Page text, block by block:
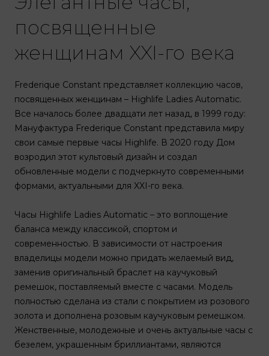
посвященные
женщинам XXI-го века
Frederique Constant представляет коллекцию часов,
посвященных женщинам – Highlife Ladies Automatic.
Все началось более двадцати лет назад, в 1999 году:
Мануфактура Frederique Constant представила миру
свои самые первые часы Highlife. В 2020 году Дом
возродил этот культовый дизайн и создал
обновленные модели с подчеркнуто современными
формами, актуальными для XXI-го века.
Часы Highlife Ladies Automatic – это воплощение
баланса между классикой, спортом и
современностью. В зависимости от настроения
владелицы модели можно придать желаемый вид,
заменив оригинальный браслет на каучуковый
ремешок, поставляемый вместе с часами. Модель
полностью сделана из стали с покрытием из розового
золота и дополнена розовым каучуковым ремешком.
Женственные, молодежные и очень актуальные часы с
безелем, украшенным бриллиантами, являются